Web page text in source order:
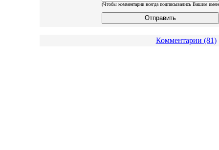
(Чтобы комментарии всегда подписывались Вашим
Комментарии (81)